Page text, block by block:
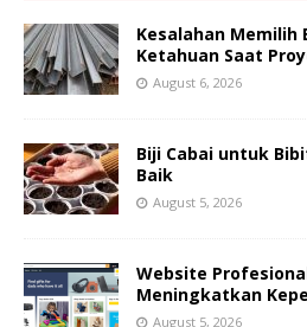
Kesalahan Memilih
Ketahuan Saat
August 6, 2026
Biji Cabai untuk
Baik
August 5, 2026
Website
Meningkatkan
August 5, 2026